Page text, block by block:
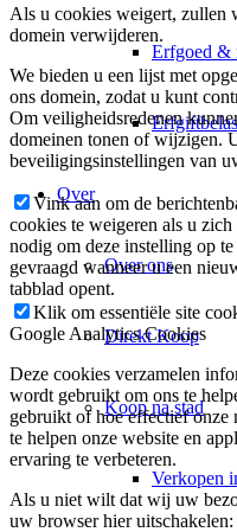
Erfgoed &
Over
Over ons
Direkt Koop
Koop na stad
Verkopen
Als u cookies weigert, zullen
domein verwijderen.
We bieden u een lijst met
ons domein, zodat u kunt
Om veiligheidsredenen
domeinen tonen of wijzigen.
beveiligingsinstellingen van
Vink aan om de
cookies te weigeren als u
nodig om deze instelling op
gevraagd wanneer u een
tabblad opent.
Klik om essentiële site
Google Analytics Cookies
Deze cookies verzamelen
wordt gebruikt om ons te
gebruikt of hoe effectief onze
te helpen onze website en
ervaring te verbeteren.
Als u niet wilt dat wij uw
uw browser hier uitschakelen: